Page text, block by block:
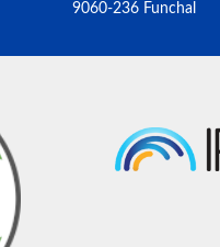
9060-236 Funchal